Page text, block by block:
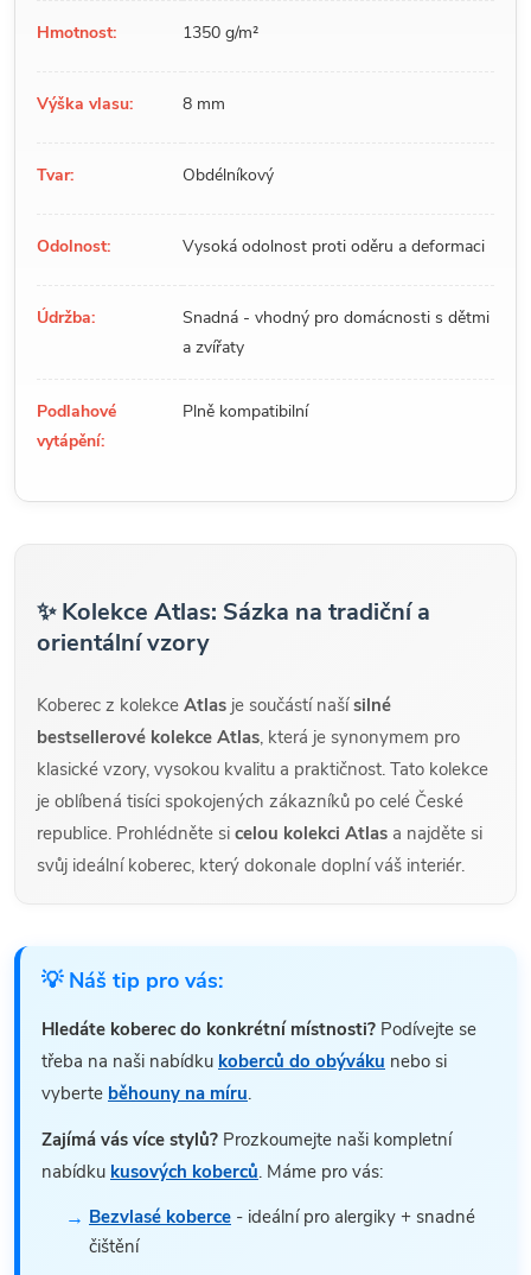
Hmotnost: 1350 g/m²
Výška vlasu: 8 mm
Tvar: Obdélníkový
Odolnost: Vysoká odolnost proti oděru a deformaci
Údržba:
Snadná - vhodný pro domácnosti s dětmi
a zvířaty
Podlahové
vytápění:
Plně kompatibilní
✨ Kolekce Atlas: Sázka na tradiční a
orientální vzory
Koberec z kolekce Atlas je součástí našísilné
bestsellerové kolekce Atlas, která je synonymem pro
klasické vzory, vysokou kvalitu a praktičnost. Tato kolekce
je oblíbená tisíci spokojených zákazníků po celé České
republice. Prohlédněte si celou kolekci Atlas a najděte si
svůj ideální koberec, který dokonale doplní váš interiér.
💡 Náš tip pro vás:
Hledáte koberec do konkrétní místnosti? Podívejte se
třeba na naši nabídku koberců do obýváku nebo si
vyberte běhouny na míru.
Zajímá vás více stylů? Prozkoumejte naši kompletní
nabídku kusových koberců. Máme pro vás:
Bezvlasé koberce - ideální pro alergiky + snadné
čištění